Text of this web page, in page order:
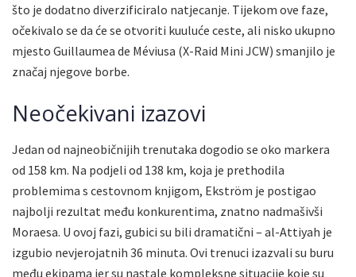
što je dodatno diverzificiralo natjecanje. Tijekom ove faze,
očekivalo se da će se otvoriti kuuluće ceste, ali nisko ukupno
mjesto Guillaumea de Méviusa (X-Raid Mini JCW) smanjilo je
značaj njegove borbe.
Neočekivani izazovi
Jedan od najneobičnijih trenutaka dogodio se oko markera
od 158 km. Na podjeli od 138 km, koja je prethodila
problemima s cestovnom knjigom, Ekström je postigao
najbolji rezultat među konkurentima, znatno nadmašivši
Moraesa. U ovoj fazi, gubici su bili dramatični – al-Attiyah je
izgubio nevjerojatnih 36 minuta. Ovi trenuci izazvali su buru
među ekipama jer su nastale kompleksne situacije koje su